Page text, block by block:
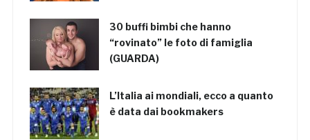
30 buffi bimbi che hanno
“rovinato” le foto di famiglia
(GUARDA)
L’Italia ai mondiali, ecco a quanto
è data dai bookmakers